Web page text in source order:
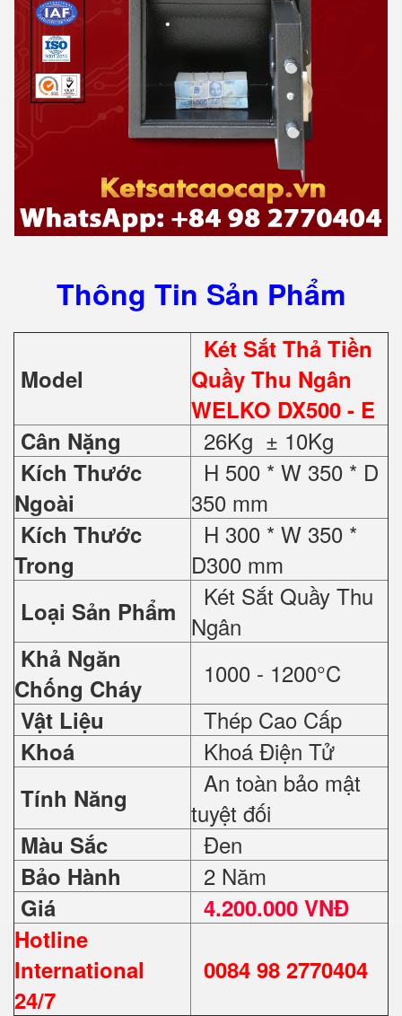
Thông Tin Sản Phẩm
Model
Két Sắt Thả Tiền
Quầy Thu Ngân
WELKO DX500 - E
Cân Nặng
26Kg ± 10Kg
Kích Thước
Ngoài
H 500 * W 350 * D
350 mm
Kích Thước
Trong
H 300 * W 350 *
D300 mm
Loại Sản Phẩm
Két Sắt Quầy Thu
Ngân
Khả Ngăn
Chống Cháy
1000 - 1200°C
Vật Liệu Thép Cao Cấp
Khoá Khoá Điện Tử
Tính Năng
An toàn bảo mật
tuyệt đối
Màu Sắc Đen
Bảo Hành 2 Năm
Giá
4.200.000 VNĐ
Hotline
International
24/7
0084 98 2770404